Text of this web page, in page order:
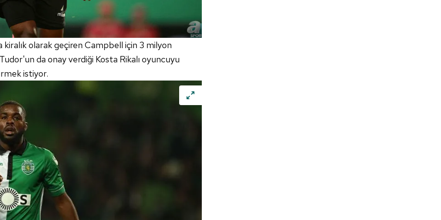
çerezlerle ilgili bilgi almak için lütfentıklayınız
olarak geçiren Campbell için 3 milyon
da onay verdiği Kosta Rikalı oyuncuyu
istiyor.